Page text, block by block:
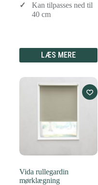
Kan tilpasses ned til
40 cm
LÆS MERE
Vida rullegardin
mørklægning